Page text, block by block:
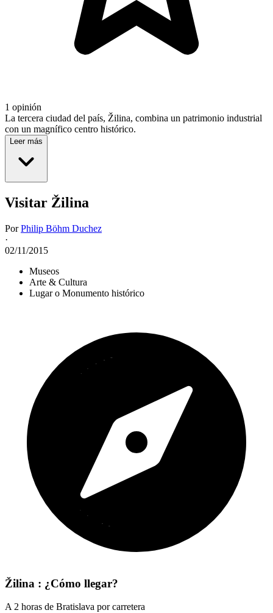
1 opinión
La tercera ciudad del país, Žilina, combina un patrimonio industrial
con un magnífico centro histórico.
Leer más
Visitar Žilina
PorPhilip Böhm Duchez
·
02/11/2015
Museos
Arte & Cultura
Lugar o Monumento histórico
Žilina : ¿Cómo llegar?
A 2 horas de Bratislava por carretera